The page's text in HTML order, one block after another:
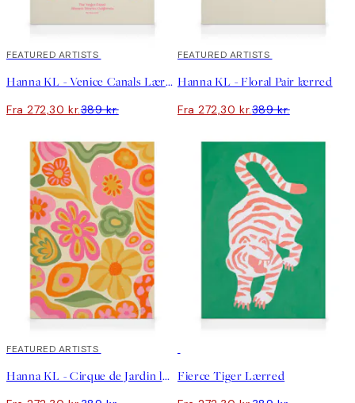
30%*
FEATURED ARTISTS
Hanna KL - Venice Canals Lærred
Fra 272,30 kr.389 kr.
30%*
FEATURED ARTISTS
Hanna KL - Floral Pair lærred
Fra 272,30 kr.389 kr.
30%*
FEATURED ARTISTS
Hanna KL - Cirque de Jardin lærred Fierce Tiger Lærred